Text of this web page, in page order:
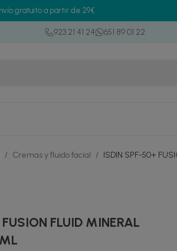
gratuito a partir de 29€
923 21 41 24 651 89 01 22
/ Cremas y fluido facial / ISDIN SPF-50+
FLUID MINERAL